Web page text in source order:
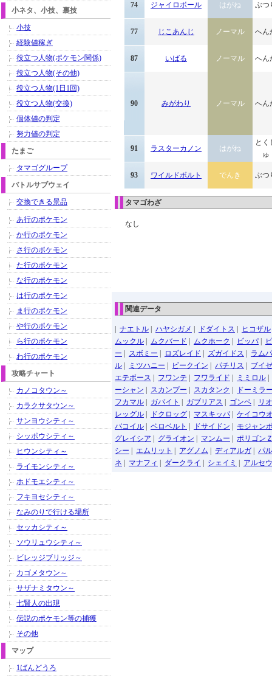
74 ジャイロボール はがね ぶつ
77 じこあんじ ノーマル へん
87 いばる ノーマル へん
90 みがわり ノーマル へん
91 ラスターカノン はがね
とく
ゅ
93 ワイルドボルト でんき ぶつ
タマゴわざ
なし
関連データ
ナエトル ハヤシガメ ドダイトス ヒコザル
ムックル
ムクバード ムクホーク ビッパ
ー
スボミー ロズレイド ズガイドス
ラム
ル
ミツハニー ビークイン パチリス
ブイ
エテボース
フワンテ フワライド ミミロル
ーシャン
スカンプー スカタンク
ドーミラ
フカマル
ガバイト ガブリアス ゴンベ
リ
レッグル
ドクロッグ マスキッパ
ケイコウ
バコイル
ベロベルト ドサイドン
モジャン
グレイシア
グライオン マンムー
ポリゴン
シー
エムリット アグノム ディアルガ
パ
ネ
マナフィ ダークライ シェイミ アルセ
小ネタ、小技、裏技
小技
経験値稼ぎ
役立つ人物(ポケモン関係)
役立つ人物(その他)
役立つ人物(1日1回)
役立つ人物(交換)
個体値の判定
努力値の判定
たまご
タマゴグループ
バトルサブウェイ
交換できる景品
あ行のポケモン
か行のポケモン
さ行のポケモン
た行のポケモン
な行のポケモン
は行のポケモン
ま行のポケモン
や行のポケモン
ら行のポケモン
わ行のポケモン
攻略チャート
カノコタウン～
カラクサタウン～
サンヨウシティ～
シッポウシティ～
ヒウンシティ～
ライモンシティ～
ホドモエシティ～
フキヨセシティ～
なみのりで行ける場所
セッカシティ～
ソウリュウシティ～
ビレッジブリッジ～
カゴメタウン～
サザナミタウン～
七賢人の出現
伝説のポケモン等の捕獲
その他
マップ
1ばんどうろ